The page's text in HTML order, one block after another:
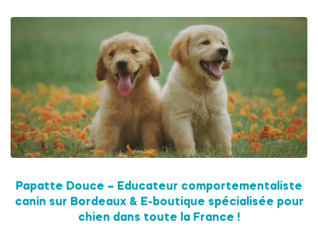
Papatte Douce – Educateur comportementaliste
canin sur Bordeaux & E-boutique spécialisée pour
chien dans toute la France !